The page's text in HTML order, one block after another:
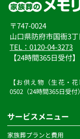
〒747-0024
山口県防府市国衙3
TEL：0120-04-3273
【24時間365日受付】
【お供え物（生花・
0502（24時間365日受付）
サービスメニュー
家族葬プランと費用